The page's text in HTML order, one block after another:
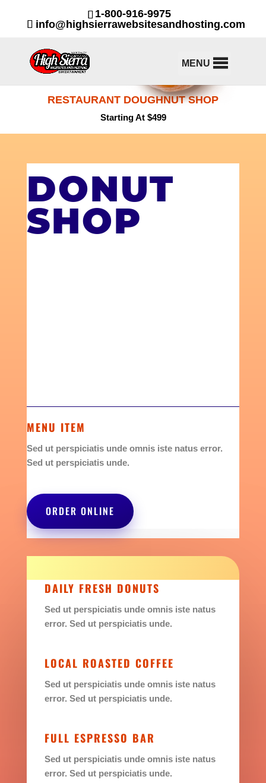
1-800-916-9975
info@highsierrawebsitesandhosting.com
MENU
RESTAURANT DOUGHNUT SHOP
Starting At $499
DONUT
SHOP
MENU ITEM
Sed ut perspiciatis unde omnis iste natus error.
Sed ut perspiciatis unde.
ORDER ONLINE
DAILY FRESH DONUTS
Sed ut perspiciatis unde omnis iste natus
error. Sed ut perspiciatis unde.
LOCAL ROASTED COFFEE
Sed ut perspiciatis unde omnis iste natus
error. Sed ut perspiciatis unde.
FULL ESPRESSO BAR
Sed ut perspiciatis unde omnis iste natus
error. Sed ut perspiciatis unde.